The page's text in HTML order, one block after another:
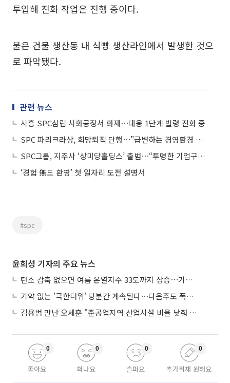
투입해 진화 작업은 진행 중이다.
불은 건물 생산동 내 식빵 생산라인에서 발생한 것으
로 파악됐다.
관련 뉴스
시흥 SPC삼립 시화공장서 화재⋯대응 1단계 발령 진화 중
SPC 파리크라상, 희망퇴직 단행⋯”급변하는 경영환경 대응”
SPC그룹, 지주사 ‘상미당홀딩스’ 출범⋯“투명한 기업구조 전문성 확립”
‘경험 無도 환영’ 첫 일자리 도전 설명서
#spc
윤희성 기자의 주요 뉴스
탄소 감축 없으면 여름 온열지수 33도까지 상승⋯기상청, 2100년 미래전망
기약 없는 '극한더위' 당분간 계속된다⋯다음주도 폭염·열대야 지속
김용범 만난 오세훈 "준공업지역 산업시설 비율 낮춰 공급 늘려야"
좋아요
0
화나요
0
슬퍼요
0
추가취재 원해요
0